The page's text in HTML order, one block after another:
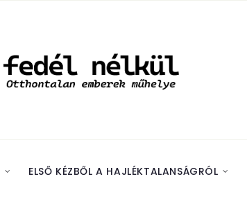
ELSŐ KÉZBŐL A HAJLÉKTALANSÁGRÓL